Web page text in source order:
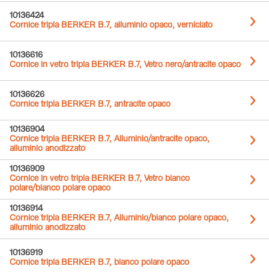
10136424
Cornice tripla BERKER B.7, alluminio opaco, verniciato
10136616
Cornice in vetro tripla BERKER B.7, Vetro nero/antracite opaco
10136626
Cornice tripla BERKER B.7, antracite opaco
10136904
Cornice tripla BERKER B.7, Alluminio/antracite opaco,
alluminio anodizzato
10136909
Cornice in vetro tripla BERKER B.7, Vetro bianco
polare/bianco polare opaco
10136914
Cornice tripla BERKER B.7, Alluminio/bianco polare opaco,
alluminio anodizzato
10136919
Cornice tripla BERKER B.7, bianco polare opaco